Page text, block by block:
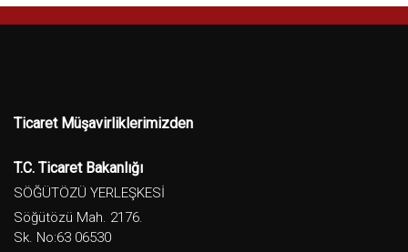
Ticaret Müşavirliklerimizden
T.C. Ticaret Bakanlığı
SÖĞÜTÖZÜ YERLEŞKESİ
Söğütözü Mah. 2176.
Sk. No:63 06530